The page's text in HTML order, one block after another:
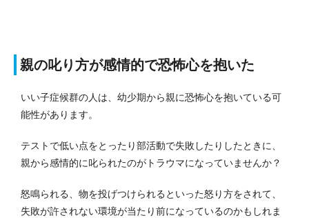
親の叱り方が感情的で恐怖心を抱いた
いい子症候群の人は、幼少期から親に恐怖心を抱いている可
能性があります。
テストで低い点をとったり部活動で失敗したりしたときに、
親から感情的に叱られたのがトラウマになっていませんか？
怒鳴られる、物を投げつけられるといった怒り方をされて、
失敗が許されない環境が当たり前になっているのかもしれま